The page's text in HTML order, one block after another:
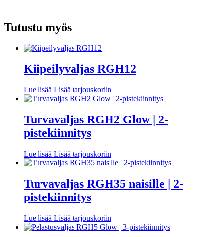
Tutustu myös
Kiipeilyvaljas RGH12
Lue lisää Lisää tarjouskoriin
Turvavaljas RGH2 Glow | 2-
pistekiinnitys
Lue lisää Lisää tarjouskoriin
Turvavaljas RGH35 naisille | 2-
pistekiinnitys
Lue lisää Lisää tarjouskoriin